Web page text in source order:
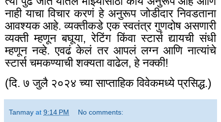
नाही याचा विचार करणं हे अनुरूप जोडीदार निवडताना
आवश्यक आहे. व्यक्तीकडे एक स्वतंत्र गुणदोष असणारी
व्यक्ती म्हणून बघूया, रेटिंग किंवा स्टार्स द्यायची संधी
म्हणून नव्हे. एवढं केलं तर आपलं लग्न आणि नात्यांचे
स्टार्स चमकण्याची शक्यता वाढेल, हे नक्की!
(दि. ७ जुलै २०२४ च्या साप्ताहिक विवेकमध्ये प्रसिद्ध.)
Tanmay at 9:14 PM No comments: